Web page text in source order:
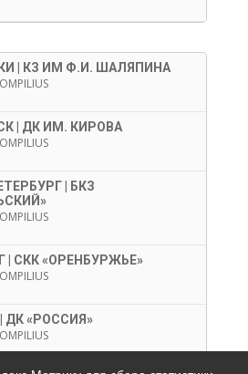
| КЗ ИМ Ф.И. ШАЛЯПИНА
| ДК ИМ. КИРОВА
| БКЗ
| СКК «ОРЕНБУРЖЬЕ»
ДК «РОССИЯ»